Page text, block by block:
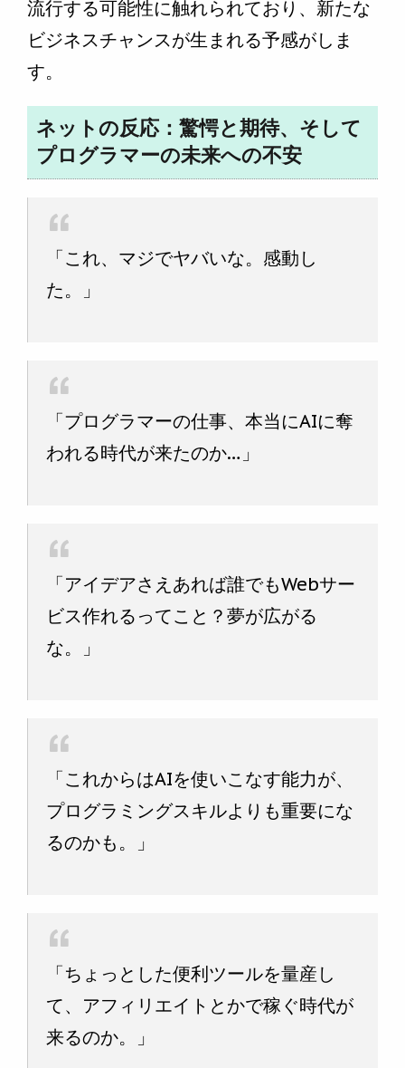
流行する可能性に触れられており、新たな
ビジネスチャンスが生まれる予感がしま
す。
ネットの反応：驚愕と期待、そして
プログラマーの未来への不安
「これ、マジでヤバいな。感動し
た。」
「プログラマーの仕事、本当にAIに奪
われる時代が来たのか…」
「アイデアさえあれば誰でもWebサー
ビス作れるってこと？夢が広がる
な。」
「これからはAIを使いこなす能力が、
プログラミングスキルよりも重要にな
るのかも。」
「ちょっとした便利ツールを量産し
て、アフィリエイトとかで稼ぐ時代が
来るのか。」